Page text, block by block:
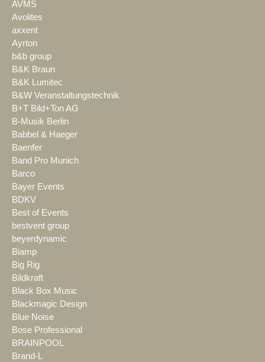
AVMS
Avolites
axxent
Ayrton
b&b group
B&K Braun
B&K Lumitec
B&W Veranstaltungstechnik
B+T Bild+Ton AG
B-Musik Berlin
Babbel & Haeger
Baenfer
Band Pro Munich
Barco
Bayer Events
BDKV
Best of Events
bestvent group
beyerdynamic
Biamp
Big Rig
Bildkraft
Black Box Music
Blackmagic Design
Blue Noise
Bose Professional
BRAINPOOL
Brand-L